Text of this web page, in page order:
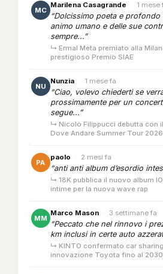
MC
Marilena Casagrande · 1 mese
“Dolcissimo poeta e
animo umano e delle sue
sempre...”
↳ Ermal Meta premiato alla
prestigioso Premio SIAE
NU
Nunzia · 1 mese fa
“Ciao, volevo chiederti se
prossimamente per un
segue...”
↳ Nicolò Filippucci debutta con
Dove Andare Summer Tour 2026
PA
paolo · 2 mesi fa
“anti anti album d’esordio
↳ 18K pubblica il nuovo album
intime per la nuova wave rap
MM
Marco Mason · 3 settimane fa
“Peccato che nel rinnovo i
km inclusi in certe auto
↳ KINTO confermato car
innovazione Toyota fino al 2030